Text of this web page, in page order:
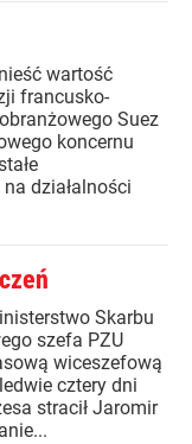
wartość
francusko-
Suez
koncernu
działalności
Skarbu
szefa PZU
wiceszefową
cztery dni
stracił Jaromir